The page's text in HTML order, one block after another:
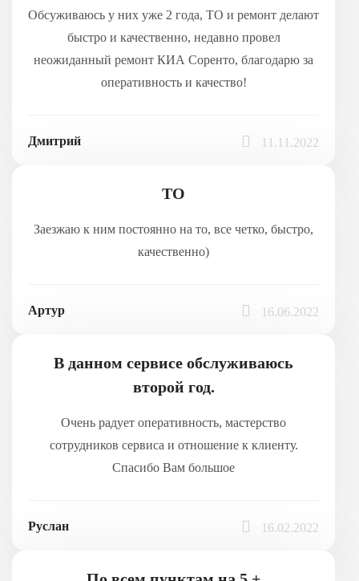
Обсуживаюсь у них уже 2 года, ТО и ремонт делают
быстро и качественно, недавно провел
неожиданный ремонт КИА Соренто, благодарю за
оперативность и качество!
Дмитрий 11.11.2022
ТО
Заезжаю к ним постоянно на то, все четко, быстро,
качественно)
Артур 16.06.2022
В данном сервисе обслуживаюсь
второй год.
Очень радует оперативность, мастерство
сотрудников сервиса и отношение к клиенту.
Спасибо Вам большое
Руслан 16.02.2022